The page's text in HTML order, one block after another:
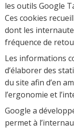
les outils Google
Ces cookies
dont les
fréquence de
Les informations
d’élaborer des
du site afin d’en
l’ergonomie et
Google a
permet à